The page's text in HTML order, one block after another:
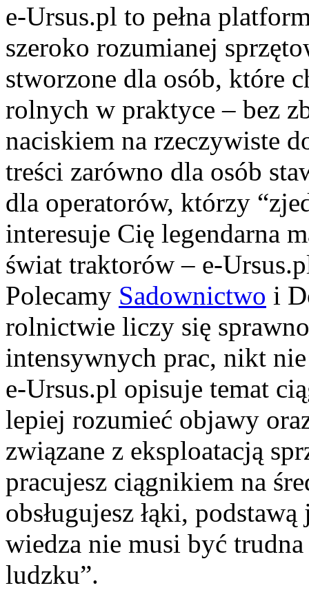
e-Ursus.pl to pełna
szeroko rozumianej
stworzone dla osób, które
rolnych w praktyce – bez
naciskiem na rzeczywiste
treści zarówno dla osób
dla operatorów, którzy
interesuje Cię legendarna
świat traktorów – e-
Polecamy Sadownictwo i
rolnictwie liczy się
intensywnych prac, nikt
e-Ursus.pl opisuje temat
lepiej rozumieć objawy
związane z eksploatacją
pracujesz ciągnikiem na
obsługujesz łąki,
wiedza nie musi być
ludzku”.